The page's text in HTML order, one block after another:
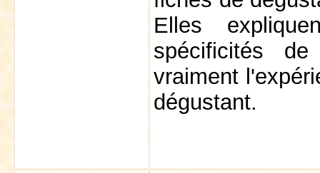
Elles
spécificités
vraiment
dégustant.